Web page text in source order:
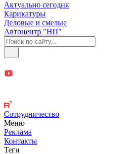
Актуально сегодня
Карикатуры
Деловые и смелые
Автоцентр "НП"
Сотрудничество
Меню
Реклама
Контакты
Теги